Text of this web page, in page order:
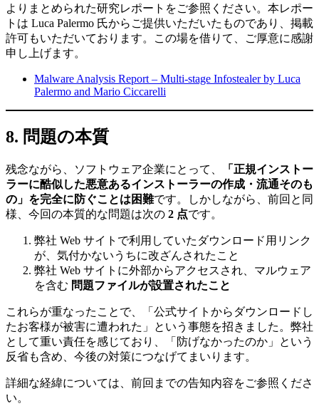
よりまとめられた研究レポートをご参照ください。本レポー
トは Luca Palermo 氏からご提供いただいたものであり、掲載
許可もいただいております。この場を借りて、ご厚意に感謝
申し上げます。
Malware Analysis Report – Multi-stage Infostealer by Luca
Palermo and Mario Ciccarelli
8. 問題の本質
残念ながら、ソフトウェア企業にとって、
「正規インストー
ラーに酷似した悪意あるインストーラーの作成・流通そのも
の」を完全に防ぐことは困難です。しかしながら、前回と同
様、今回の本質的な問題は次の 2 点です。
弊社 Web サイトで利用していたダウンロード用リンク
が、気付かないうちに改ざんされたこと
弊社 Web サイトに外部からアクセスされ、マルウェア
を含む 問題ファイルが設置されたこと
これらが重なったことで、「公式サイトからダウンロードし
たお客様が被害に遭われた」という事態を招きました。弊社
として重い責任を感じており、「防げなかったのか」という
反省も含め、今後の対策につなげてまいります。
詳細な経緯については、前回までの告知内容をご参照くださ
い。